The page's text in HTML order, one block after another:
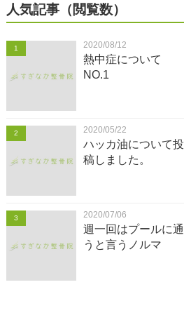
人気記事（閲覧数）
1 2020/08/12
熱中症について
NO.1
2 2020/05/22
ハッカ油について投
稿しました。
3 2020/07/06
週一回はプールに通
うと言うノルマ